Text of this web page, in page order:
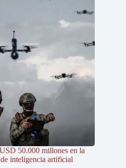
50.000 millones en la
inteligencia artificial